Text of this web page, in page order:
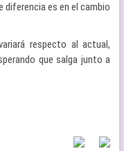
diferencia es en el cambio
respecto al actual,
que salga junto a